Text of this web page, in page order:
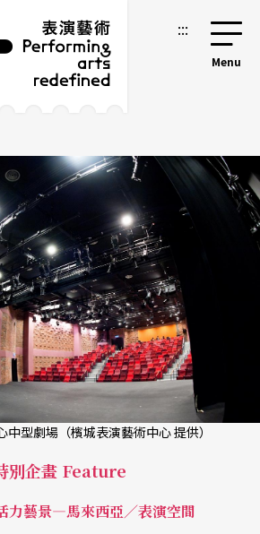
:::
型劇場（檳城表演藝術中心 提供）
別企畫 Feature
力藝景—馬來西亞／表演空間